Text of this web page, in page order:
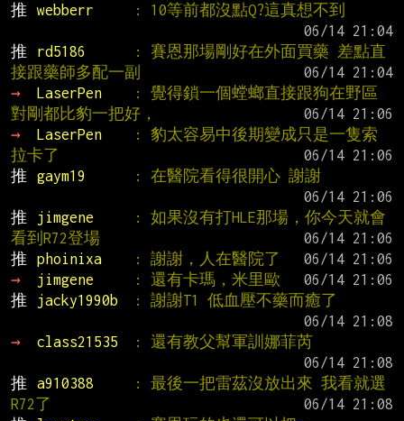
推
webberr
: 10等前都沒點Q?這真想不到
推
rd5186
: 賽恩那場剛好在外面買藥 差點直
接跟藥師多配一副
→
LaserPen
: 覺得鎖一個螳螂直接跟狗在野區
對剛都比豹一把好，
→
LaserPen
: 豹太容易中後期變成只是一隻索
拉卡了
推
gaym19
: 在醫院看得很開心 謝謝
推
jimgene
: 如果沒有打HLE那場，你今天就會
看到R72登場
推
phoinixa : 謝謝，人在醫院了
→
jimgene : 還有卡瑪，米里歐
推
jacky1990b
: 謝謝T1 低血壓不藥而癒了
→
class21535
: 還有教父幫軍訓娜菲芮
推
a910388
: 最後一把雷茲沒放出來 我看就選
R72了